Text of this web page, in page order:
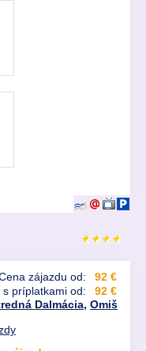
zájazdu od:
92 €
s príplatkami od:
92 €
Dalmácia, Omiš